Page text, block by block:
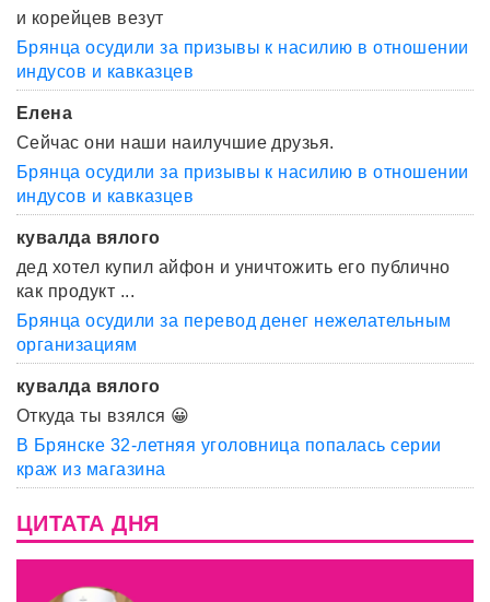
и корейцев везут
Брянца осудили за призывы к насилию в отношении
индусов и кавказцев
Елена
Сейчас они наши наилучшие друзья.
Брянца осудили за призывы к насилию в отношении
индусов и кавказцев
кувалда вялого
дед хотел купил айфон и уничтожить его публично
как продукт ...
Брянца осудили за перевод денег нежелательным
организациям
кувалда вялого
Откуда ты взялся 😀
В Брянске 32-летняя уголовница попалась серии
краж из магазина
ЦИТАТА ДНЯ